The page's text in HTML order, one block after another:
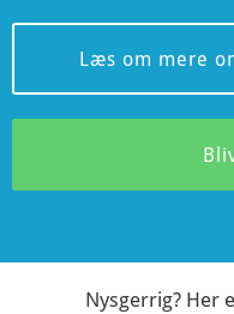
Læs om mere
Nysgerrig? Her